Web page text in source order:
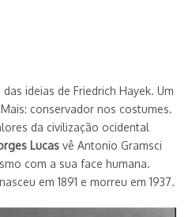
ideias de Friedrich Hayek. Um
conservador nos costumes.
da civilização ocidental
Lucas vê Antonio Gramsci
com a sua face humana.
em 1891 e morreu em 1937.